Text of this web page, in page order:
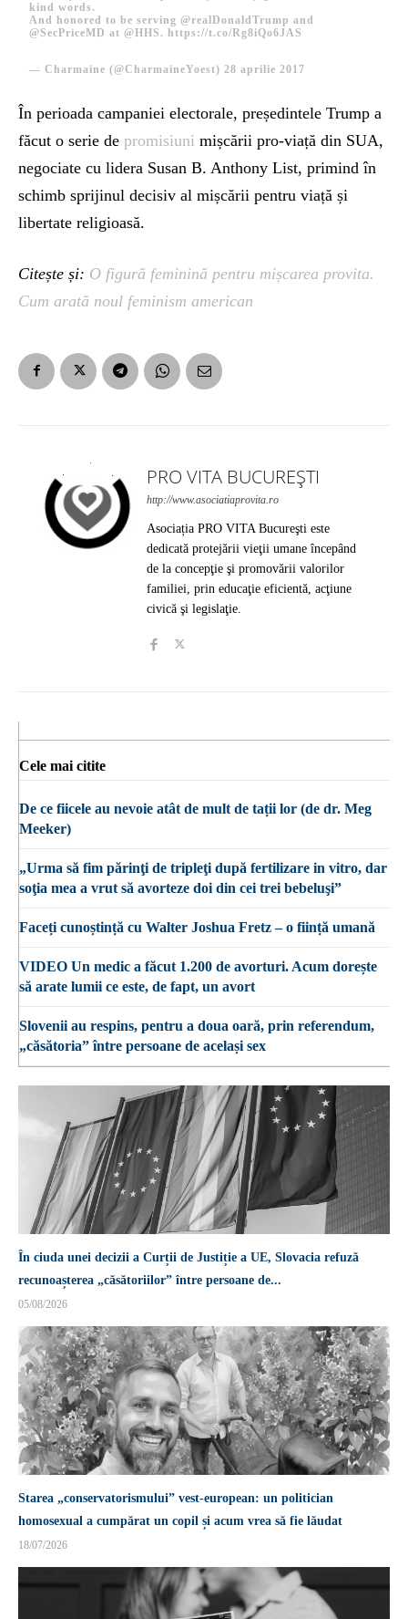
kind words.
And honored to be serving@realDonaldTrump and
@SecPriceMD at@HHS . https://t.co/Rg8iQo6JAS
— Charmaine (@CharmaineYoest)28 aprilie 2017
În perioada campaniei electorale, președintele Trump a
făcut o serie de promisiuni mișcării pro-viață din SUA,
negociate cu lidera Susan B. Anthony List, primind în
schimb sprijinul decisiv al mișcării pentru viață și
libertate religioasă.
Citește și: O figură feminină pentru mișcarea provita.
Cum arată noul feminism american
PRO VITA BUCUREȘTI
http://www.asociatiaprovita.ro
Asociația PRO VITA Bucureşti este
dedicată protejării vieţii umane începând
de la concepţie şi promovării valorilor
familiei, prin educaţie eficientă, acţiune
civică şi legislaţie.
În ciuda unei decizii a Curții de Justiție a UE, Slovacia refuză
recunoașterea „căsătoriilor” între persoane de...
05/08/2026
Starea „conservatorismului” vest-european: un politician
homosexual a cumpărat un copil și acum vrea să fie lăudat
18/07/2026
Cele mai citite
De ce fiicele au nevoie atât de mult de tații lor (de dr. Meg
Meeker)
„Urma să fim părinţi de tripleţi după fertilizare in vitro, dar
soţia mea a vrut să avorteze doi din cei trei bebeluşi”
Faceți cunoștință cu Walter Joshua Fretz – o ființă umană
VIDEO Un medic a făcut 1.200 de avorturi. Acum dorește
să arate lumii ce este, de fapt, un avort
Slovenii au respins, pentru a doua oară, prin referendum,
„căsătoria” între persoane de același sex